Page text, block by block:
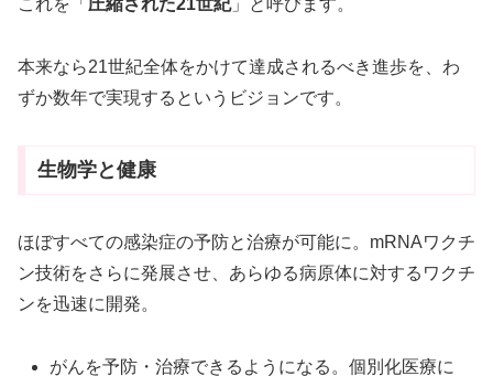
これを「 圧縮された21世紀」と呼びます。
本来なら21世紀全体をかけて達成されるべき進歩を、わ
ずか数年で実現するというビジョンです。
生物学と健康
ほぼすべての感染症の予防と治療が可能に。mRNAワクチ
ン技術をさらに発展させ、あらゆる病原体に対するワクチ
ンを迅速に開発。
がんを予防・治療できるようになる。個別化医療に